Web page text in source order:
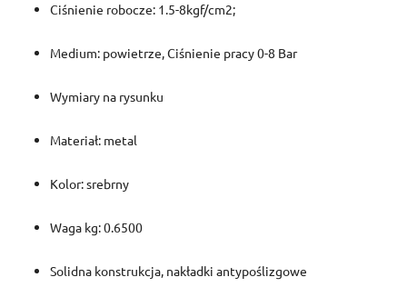
Ciśnienie robocze: 1.5-8kgf/cm2;
Medium: powietrze, Ciśnienie pracy 0-8 Bar
Wymiary na rysunku
Materiał: metal
Kolor: srebrny
Waga kg: 0.6500
Solidna konstrukcja, nakładki antypoślizgowe